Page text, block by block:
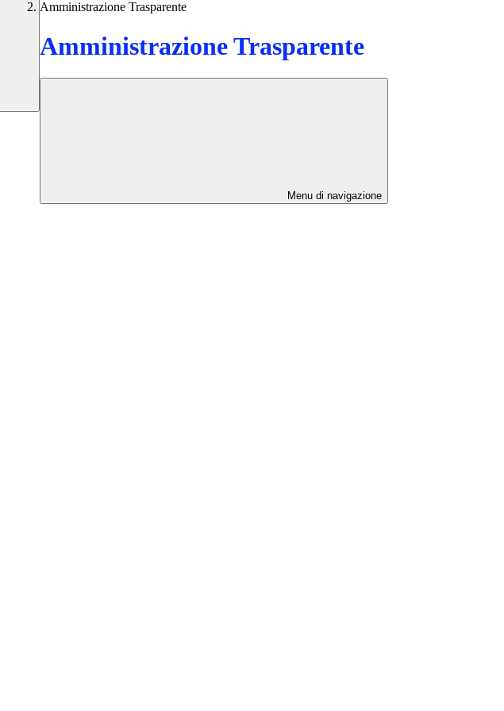
Amministrazione Trasparente
Amministrazione Trasparente
Menu di navigazione